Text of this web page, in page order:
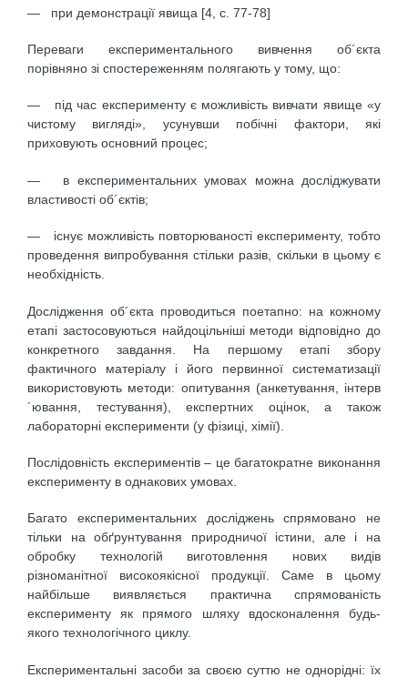
— при демонстрації явища [4, c. 77-78]
Переваги експериментального вивчення об´єкта
порівняно зі спостереженням полягають у тому, що:
— під час експерименту є можливість вивчати явище «у
чистому вигляді», усунувши побічні фактори, які
приховують основний процес;
— в експериментальних умовах можна досліджувати
властивості об´єктів;
— існує можливість повторюваності експерименту, тобто
проведення випробування стільки разів, скільки в цьому є
необхідність.
Дослідження об´єкта проводиться поетапно: на кожному
етапі застосовуються найдоцільніші методи відповідно до
конкретного завдання. На першому етапі збору
фактичного матеріалу і його первинної систематизації
використовують методи: опитування (анкетування, інтерв
´ювання, тестування), експертних оцінок, а також
лабораторні експерименти (у фізиці, хімії).
Послідовність експериментів – це багатократне виконання
експерименту в однакових умовах.
Багато експериментальних досліджень спрямовано не
тільки на обґрунтування природничої істини, але і на
обробку технологій виготовлення нових видів
різноманітної високоякісної продукції. Саме в цьому
найбільше виявляється практична спрямованість
експерименту як прямого шляху вдосконалення будь-
якого технологічного циклу.
Експериментальні засоби за своєю суттю не однорідні: їх